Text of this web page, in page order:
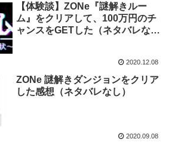
【体験談】ZONe『謎解きルー
ム』をクリアして、100万円のチ
ャンスをGETした（ネタバレな
2020.12.08
ZONe 謎解きダンジョンをクリア
した感想（ネタバレなし）
2020.09.08